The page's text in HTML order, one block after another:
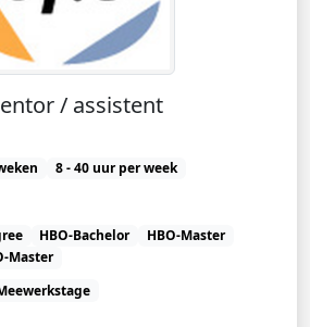
/ assistent
8 - 40 uur per week
HBO-Bachelor
HBO-Master
Master